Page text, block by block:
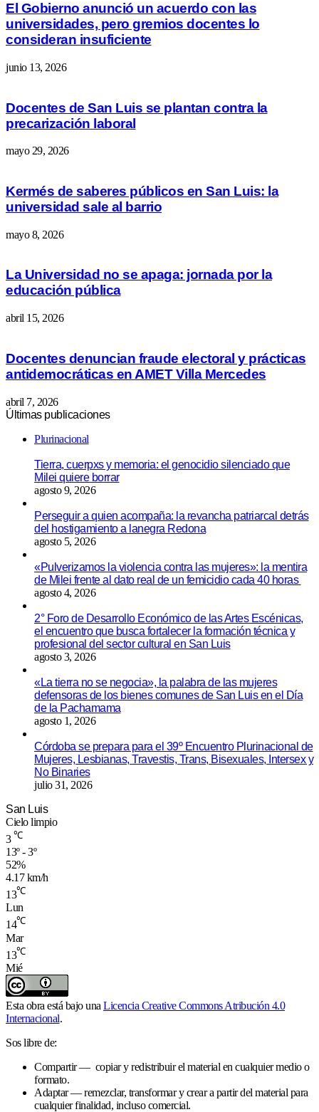
El Gobierno anunció un acuerdo con las
universidades, pero gremios docentes lo
consideran insuficiente
junio 13, 2026
Docentes de San Luis se plantan contra la
precarización laboral
mayo 29, 2026
Kermés de saberes públicos en San Luis: la
universidad sale al barrio
mayo 8, 2026
La Universidad no se apaga: jornada por la
educación pública
abril 15, 2026
Docentes denuncian fraude electoral y prácticas
antidemocráticas en AMET Villa Mercedes
abril 7, 2026
Últimas publicaciones
Plurinacional
Tierra, cuerpxs y memoria: el genocidio silenciado que
Milei quiere borrar
agosto 9, 2026
Perseguir a quien acompaña: la revancha patriarcal detrás
del hostigamiento a lanegra Redona
agosto 5, 2026
«Pulverizamos la violencia contra las mujeres»: la mentira
de Milei frente al dato real de un femicidio cada 40 horas
agosto 4, 2026
2° Foro de Desarrollo Económico de las Artes Escénicas,
el encuentro que busca fortalecer la formación técnica y
profesional del sector cultural en San Luis
agosto 3, 2026
«La tierra no se negocia», la palabra de las mujeres
defensoras de los bienes comunes de San Luis en el Día
de la Pachamama
agosto 1, 2026
Córdoba se prepara para el 39º Encuentro Plurinacional de
Mujeres, Lesbianas, Travestis, Trans, Bisexuales, Intersex y
No Binaries
julio 31, 2026
San Luis
Cielo limpio
3 ℃
13º - 3º
52%
4.17 km/h
13℃
Lun
14℃
Mar
13℃
Mié
Esta obra está bajo una Licencia Creative Commons Atribución 4.0
Internacional.
Sos libre de:
Compartir — copiar y redistribuir el material en cualquier medio o
formato.
Adaptar — remezclar, transformar y crear a partir del material para
cualquier finalidad, incluso comercial.